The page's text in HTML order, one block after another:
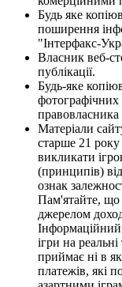
Будь яке
поширення
"Інтерфакс-
Власник веб-
публікації.
Будь-яке
фотографічних
правовласника
Матеріали
старше 21
викликати
(принципів)
ознак
Пам'ятайте, що
джерелом
ігри на
приймає ні в
платежів, які